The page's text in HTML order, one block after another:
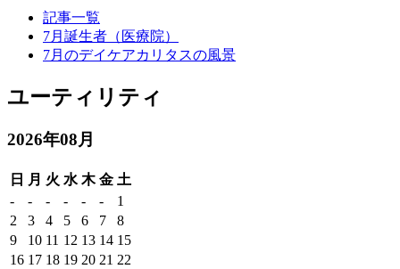
記事一覧
7月誕生者（医療院）
7月のデイケアカリタスの風景
ユーティリティ
2026年08月
日 月 火 水 木 金 土
-
- - - - -
1
2
3 4 5 6 7
8
9
10 11 12 13 14 15
16 17 18 19 20 21 22